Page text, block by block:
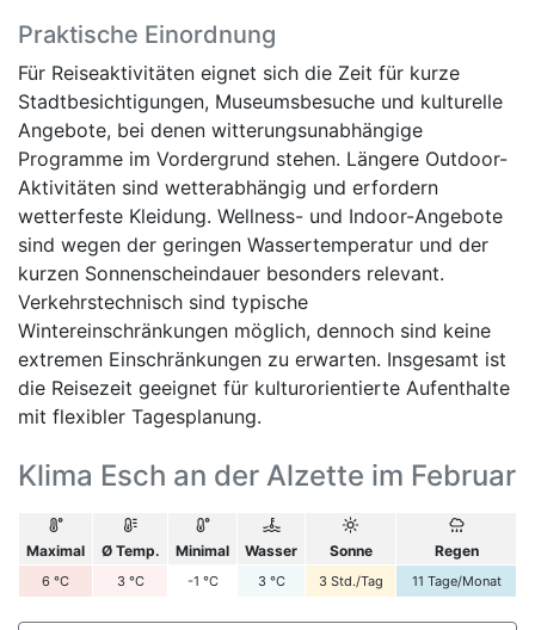
Praktische Einordnung
Für Reiseaktivitäten eignet sich die Zeit für kurze
Stadtbesichtigungen, Museumsbesuche und kulturelle
Angebote, bei denen witterungsunabhängige
Programme im Vordergrund stehen. Längere Outdoor-
Aktivitäten sind wetterabhängig und erfordern
wetterfeste Kleidung. Wellness- und Indoor-Angebote
sind wegen der geringen Wassertemperatur und der
kurzen Sonnenscheindauer besonders relevant.
Verkehrstechnisch sind typische
Wintereinschränkungen möglich, dennoch sind keine
extremen Einschränkungen zu erwarten. Insgesamt ist
die Reisezeit geeignet für kulturorientierte Aufenthalte
mit flexibler Tagesplanung.
Klima Esch an der Alzette im Februar
Maximal Ø Temp. Minimal Wasser Sonne Regen
6 °C 3 °C -1 °C 3 °C 3 Std./Tag 11 Tage/Monat